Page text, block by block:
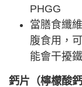
PHGG
當膳食纖
腹食用，
能會干擾
鈣片（檸檬酸